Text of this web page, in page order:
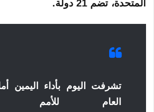
المتحدة، تضم 21 دولة.
تشرفت اليوم بأداء اليمين
العام للأمم